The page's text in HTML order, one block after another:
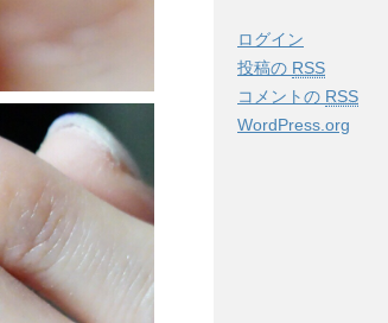
ログイン
投稿の RSS
コメントの RSS
WordPress.org